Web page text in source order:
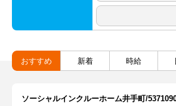
おすすめ 新着 時給
ソーシャルインクルーホーム井手町/